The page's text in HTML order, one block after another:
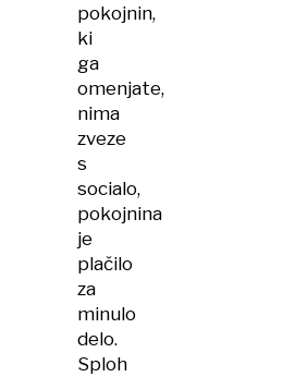
pokojnin,
ki
ga
omenjate,
nima
zveze
s
socialo,
pokojnina
je
plačilo
za
minulo
delo.
Sploh